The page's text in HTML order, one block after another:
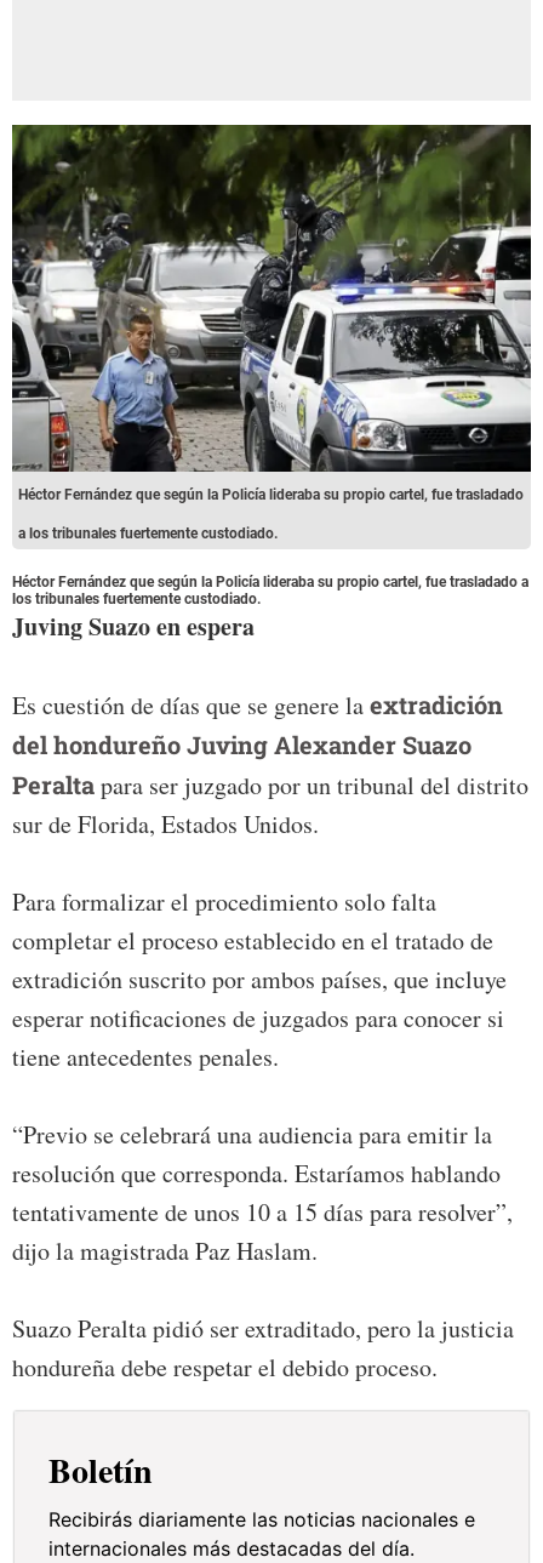
Héctor Fernández que según la Policía lideraba su propio cartel, fue trasladado
a los tribunales fuertemente custodiado.
Héctor Fernández que según la Policía lideraba su propio cartel, fue trasladado a
los tribunales fuertemente custodiado.
Juving Suazo en espera
Es cuestión de días que se genere laextradición
del hondureño Juving Alexander Suazo
Peraltapara ser juzgado por un tribunal del distrito
sur de Florida, Estados Unidos.
Para formalizar el procedimiento solo falta
completar el proceso establecido en el tratado de
extradición suscrito por ambos países, que incluye
esperar notificaciones de juzgados para conocer si
tiene antecedentes penales.
“Previo se celebrará una audiencia para emitir la
resolución que corresponda. Estaríamos hablando
tentativamente de unos 10 a 15 días para resolver”,
dijo la magistrada Paz Haslam.
Suazo Peralta pidió ser extraditado, pero la justicia
hondureña debe respetar el debido proceso.
Boletín
Recibirás diariamente las noticias nacionales e
internacionales más destacadas del día.